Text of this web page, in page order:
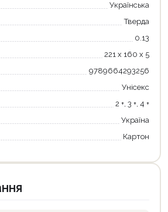
Українська
Тверда
0.13
221 х 160 х 5
9789664293256
Унісекс
2 +, 3 +, 4 +
Україна
Картон
замовлення